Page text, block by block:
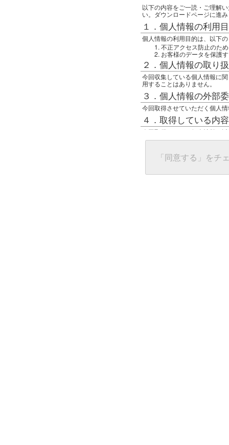
以下の内容をご一読・ご理解
い。ダウンロードページに進
１．個人情報の利用
個人情報の利用目的は、以下
不正アクセス防止のため
お客様のデータを保護
２．個人情報の取り
今回収集している個人情報に
用することはありません。
３．個人情報の外部
今回取得させていただく個人
４．取得している内
今回取得している個人情報は
任意の名前
グローバルIPアドレス
接続ホスト情報
５．個人情報に関す
「同意する」をチ